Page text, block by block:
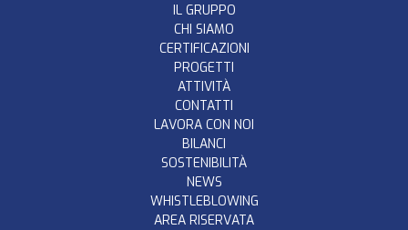
IL GRUPPO
CHI SIAMO
CERTIFICAZIONI
PROGETTI
ATTIVITÀ
CONTATTI
LAVORA CON NOI
BILANCI
SOSTENIBILITÀ
NEWS
WHISTLEBLOWING
AREA RISERVATA